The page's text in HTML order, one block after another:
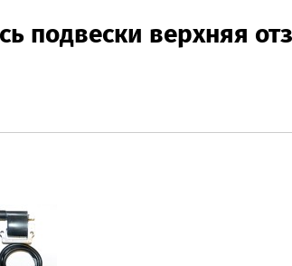
подвески верхняя